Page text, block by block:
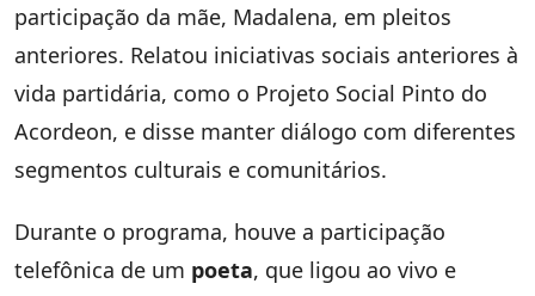
participação da mãe, Madalena, em pleitos
anteriores. Relatou iniciativas sociais anteriores à
vida partidária, como o Projeto Social Pinto do
Acordeon, e disse manter diálogo com diferentes
segmentos culturais e comunitários.
Durante o programa, houve a participação
telefônica de um poeta, que ligou ao vivo e